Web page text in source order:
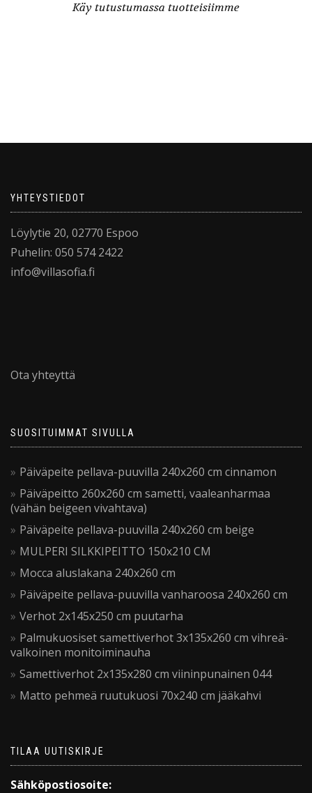
Käy tutustumassa tuotteisiimme
YHTEYSTIEDOT
Löylytie 20, 02770 Espoo
Puhelin: 050 574 2422
info@villasofia.fi
Ota yhteyttä
SUOSITUIMMAT SIVULLA
Päiväpeite pellava-puuvilla 240x260 cm cinnamon
Päiväpeitto 260x260 cm sametti, vaaleanharmaa
(vähän beigeen vivahtava)
Päiväpeite pellava-puuvilla 240x260 cm beige
MULPERI SILKKIPEITTO 150x210 CM
Mocca aluslakana 240x260 cm
Päiväpeite pellava-puuvilla vanharoosa 240x260 cm
Verhot 2x145x250 cm puutarha
Palmukuosiset samettiverhot 3x135x260 cm vihreä-
valkoinen monitoiminauha
Samettiverhot 2x135x280 cm viininpunainen 044
Matto pehmeä ruutukuosi 70x240 cm jääkahvi
TILAA UUTISKIRJE
Sähköpostiosoite: